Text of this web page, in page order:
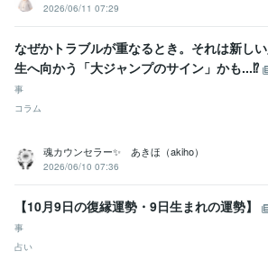
カラーミーショップ:15年freee:6年勘定奉行:1年
Canva:3年
悩み相談・カウンセリング 思考と現実の関係
恋愛 仕事 子育て
2026/06/11 07:29
なぜかトラブルが重なるとき。それは新し
生へ向かう「大ジャンプのサイン」かも...⁉
事
コラム
魂カウンセラー✨ あきほ（akiho）
2026/06/10 07:36
【10月9日の復縁運勢・9日生まれの運勢】
事
占い